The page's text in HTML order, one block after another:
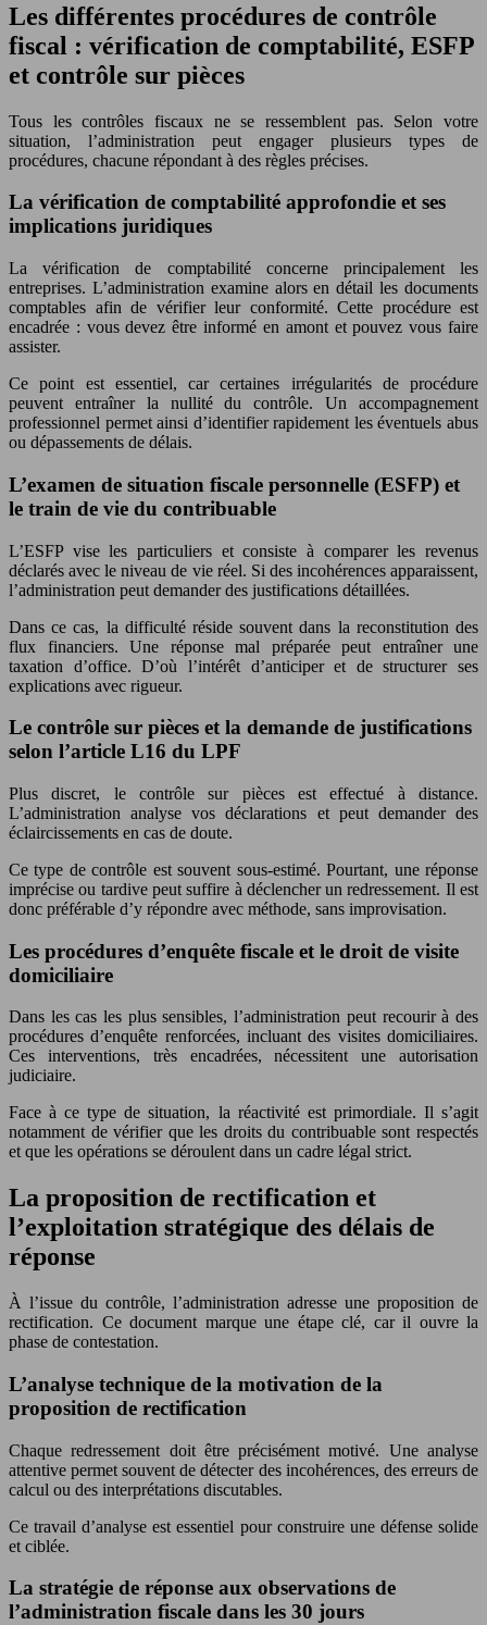
Les différentes procédures de contrôle
fiscal : vérification de comptabilité, ESFP
et contrôle sur pièces
Tous les contrôles fiscaux ne se ressemblent pas. Selon votre
situation, l’administration peut engager plusieurs types de
procédures, chacune répondant à des règles précises.
La vérification de comptabilité approfondie et ses
implications juridiques
La vérification de comptabilité concerne principalement les
entreprises. L’administration examine alors en détail les documents
comptables afin de vérifier leur conformité. Cette procédure est
encadrée : vous devez être informé en amont et pouvez vous faire
assister.
Ce point est essentiel, car certaines irrégularités de procédure
peuvent entraîner la nullité du contrôle. Un accompagnement
professionnel permet ainsi d’identifier rapidement les éventuels abus
ou dépassements de délais.
L’examen de situation fiscale personnelle (ESFP) et
le train de vie du contribuable
L’ESFP vise les particuliers et consiste à comparer les revenus
déclarés avec le niveau de vie réel. Si des incohérences apparaissent,
l’administration peut demander des justifications détaillées.
Dans ce cas, la difficulté réside souvent dans la reconstitution des
flux financiers. Une réponse mal préparée peut entraîner une
taxation d’office. D’où l’intérêt d’anticiper et de structurer ses
explications avec rigueur.
Le contrôle sur pièces et la demande de justifications
selon l’article L16 du LPF
Plus discret, le contrôle sur pièces est effectué à distance.
L’administration analyse vos déclarations et peut demander des
éclaircissements en cas de doute.
Ce type de contrôle est souvent sous-estimé. Pourtant, une réponse
imprécise ou tardive peut suffire à déclencher un redressement. Il est
donc préférable d’y répondre avec méthode, sans improvisation.
Les procédures d’enquête fiscale et le droit de visite
domiciliaire
Dans les cas les plus sensibles, l’administration peut recourir à des
procédures d’enquête renforcées, incluant des visites domiciliaires.
Ces interventions, très encadrées, nécessitent une autorisation
judiciaire.
Face à ce type de situation, la réactivité est primordiale. Il s’agit
notamment de vérifier que les droits du contribuable sont respectés
et que les opérations se déroulent dans un cadre légal strict.
La proposition de rectification et
l’exploitation stratégique des délais de
réponse
À l’issue du contrôle, l’administration adresse une proposition de
rectification. Ce document marque une étape clé, car il ouvre la
phase de contestation.
L’analyse technique de la motivation de la
proposition de rectification
Chaque redressement doit être précisément motivé. Une analyse
attentive permet souvent de détecter des incohérences, des erreurs de
calcul ou des interprétations discutables.
Ce travail d’analyse est essentiel pour construire une défense solide
et ciblée.
La stratégie de réponse aux observations de
l’administration fiscale dans les 30 jours